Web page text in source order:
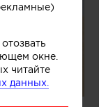
окне.
читайте
данных.